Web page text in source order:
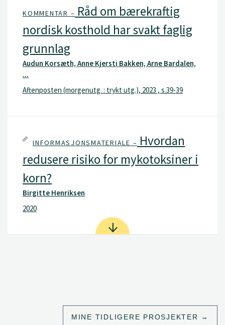
KOMMENTAR – Råd om bærekraftig
nordisk kosthold har svakt faglig
grunnlag
Audun Korsæth, Anne Kjersti Bakken, Arne Bardalen,
...
Aftenposten (morgenutg. : trykt utg.), 2023 , s.39-39
INFORMASJONSMATERIALE – Hvordan
redusere risiko for mykotoksiner i
korn?
Birgitte Henriksen
2020
MINE TIDLIGERE PROSJEKTER